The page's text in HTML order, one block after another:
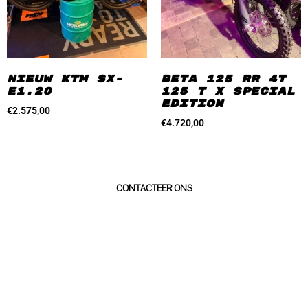
Nieuw KTM SX-
E1.20
€2.575,00
Beta 125 RR 4T
125 T X Special
Edition
€4.720,00
CONTACTEER ONS